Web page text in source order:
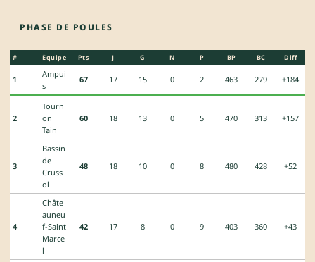
PHASE DE POULES
# Équipe Pts J G N P BP BC Diff
1
Ampui
s
67 17 15 0 2 463 279 +184
2
Tourn
on
Tain
60 18 13 0 5 470 313 +157
3
Bassin
de
Cruss
ol
48 18 10 0 8 480 428 +52
4
Châte
auneu
f-Saint
Marce
l
42 17 8 0 9 403 360 +43